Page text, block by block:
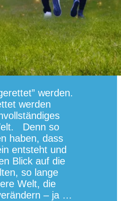
werden.
werden
Denn so
haben, dass
entsteht und
Blick auf die
so lange
Welt, die
– ja …